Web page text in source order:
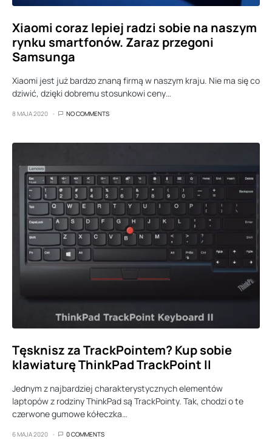
Xiaomi coraz lepiej radzi sobie na naszym
rynku smartfonów. Zaraz przegoni
Samsunga
Xiaomi jest już bardzo znaną firmą w naszym kraju. Nie ma się co
dziwić, dzięki dobremu stosunkowi ceny…
8 MAJA 2020 NO COMMENTS
Tęsknisz za TrackPointem? Kup sobie
klawiaturę ThinkPad TrackPoint II
Jednym z najbardziej charakterystycznych elementów
laptopów z rodziny ThinkPad są TrackPointy. Tak, chodzi o te
czerwone gumowe kółeczka…
6 MAJA 2020 0 COMMENTS